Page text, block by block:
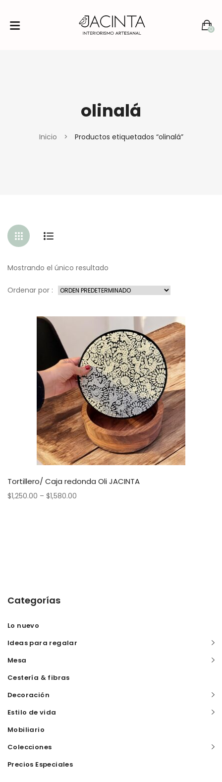
0
olinalá
Inicio > Productos etiquetados “olinalá”
Mostrando el único resultado
Ordenar por :
Tortillero/ Caja redonda Oli JACINTA
$1,250.00 – $1,580.00
Categorías
Lo nuevo
Ideas para regalar
Mesa
Cestería & fibras
Decoración
Estilo de vida
Mobiliario
Colecciones
Precios Especiales